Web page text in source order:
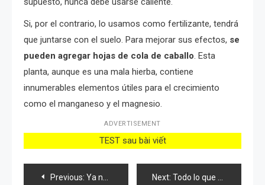
Si, por el contrario, lo usamos como fertilizante, tendrá
que juntarse con el suelo. Para mejorar sus efectos, se
pueden agregar hojas de cola de caballo. Esta
planta, aunque es una mala hierba, contiene
innumerables elementos útiles para el crecimiento
como el manganeso y el magnesio.
ADVERTISEMENT
TEST sau bài viết
PostPrevious: Ya no tirarás las cáscaras de sandía: valen oro reutilizadas así Next: Todo lo que necesitas saber sobre la siembra y el cultivo de pepinos